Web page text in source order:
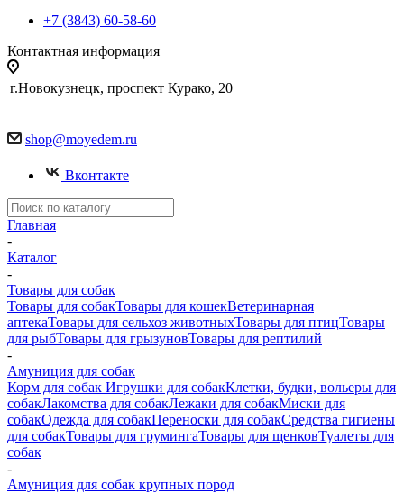
+7 (3843) 60-58-60
Контактная информация
г.Новокузнецк, проспект Курако, 20
shop@moyedem.ru
Вконтакте
Главная
-
Каталог
-
Товары для собак
Товары для собакТовары для кошекВетеринарная
аптекаТовары для сельхоз животныхТовары для птицТовары
для рыбТовары для грызуновТовары для рептилий
-
Амуниция для собак
Корм для собак Игрушки для собакКлетки, будки, вольеры для
собакЛакомства для собакЛежаки для собакМиски для
собакОдежда для собакПереноски для собакСредства гигиены
для собакТовары для грумингаТовары для щенковТуалеты для
собак
-
Амуниция для собак крупных пород